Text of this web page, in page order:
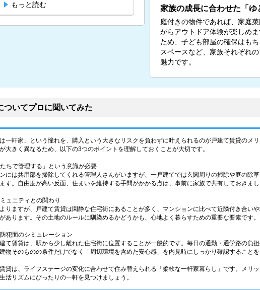
もっと読む 家族の成長に合わせた「ゆ
庭付きの物件であれば、家庭
がらアウトドア体験が楽しめ
ため、子ども部屋の確保はも
スペースなど、家族それぞれ
魅力です。
ついてプロに聞いてみた
は一軒家」という憧れを、購入という大きなリスクを負わずに叶えられるのが戸建て賃貸のメ
大きく異なるため、以下の3つのポイントを理解しておくことが大切です。
ちで管理する」という意識が必要
には共用部を掃除してくれる管理人さんがいますが、一戸建てでは玄関周りの掃除や庭の除
す。自由度が高い反面、住まいを維持する手間がかかる点は、事前に家族で共有しておきまし
ュニティとの関わり
りますが、戸建て賃貸は閑静な住宅街にあることが多く、マンションに比べて近隣付き合い
あります。その土地のルールに馴染めるかどうかも、心地よく暮らすための重要な要素です。
犯面のシミュレーション
て賃貸は、駅から少し離れた住宅街に位置することが一般的です。毎日の通勤・通学路の負
物そのものの条件だけでなく「周辺環境を含めた安心感」を内見時にしっかり確認することを
貸は、ライフステージの変化に合わせて住み替えられる「柔軟な一軒家暮らし」です。メリ
活リズムにぴったりの一軒を見つけましょう。